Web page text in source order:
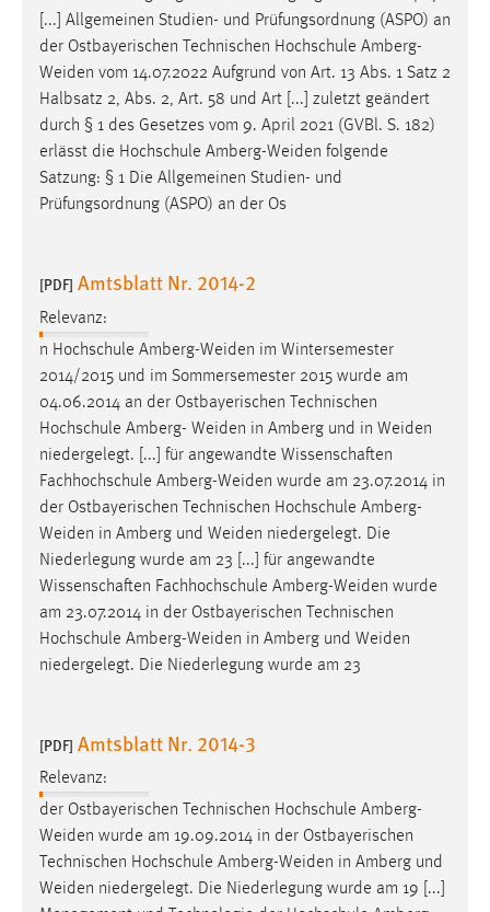
[...] Allgemeinen Studien- und Prüfungsordnung (ASPO) an
der Ostbayerischen Technischen Hochschule Amberg-
Weiden vom 14.07.2022 Aufgrund von Art. 13 Abs. 1 Satz 2
Halbsatz 2, Abs. 2, Art. 58 und Art [...] zuletzt geändert
durch § 1 des Gesetzes vom 9. April 2021 (GVBl. S. 182)
erlässt die Hochschule Amberg-Weiden folgende
Satzung: § 1 Die Allgemeinen Studien- und
Prüfungsordnung (ASPO) an der Os
[PDF] Amtsblatt Nr. 2014-2
Relevanz:
n Hochschule Amberg-Weiden im Wintersemester
2014/2015 und im Sommersemester 2015 wurde am
04.06.2014 an der Ostbayerischen Technischen
Hochschule Amberg- Weiden in Amberg und in Weiden
niedergelegt. [...] für angewandte Wissenschaften
Fachhochschule Amberg-Weiden wurde am 23.07.2014 in
der Ostbayerischen Technischen Hochschule Amberg-
Weiden in Amberg und Weiden niedergelegt. Die
Niederlegung wurde am 23 [...] für angewandte
Wissenschaften Fachhochschule Amberg-Weiden wurde
am 23.07.2014 in der Ostbayerischen Technischen
Hochschule Amberg-Weiden in Amberg und Weiden
niedergelegt. Die Niederlegung wurde am 23
[PDF] Amtsblatt Nr. 2014-3
Relevanz:
der Ostbayerischen Technischen Hochschule Amberg-
Weiden wurde am 19.09.2014 in der Ostbayerischen
Technischen Hochschule Amberg-Weiden in Amberg und
Weiden niedergelegt. Die Niederlegung wurde am 19 [...]